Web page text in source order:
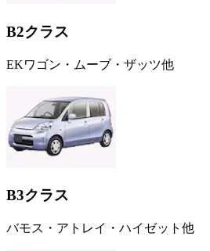
B2クラス
EKワゴン・ムーブ・ザッツ他
B3クラス
バモス・アトレイ・ハイゼット他